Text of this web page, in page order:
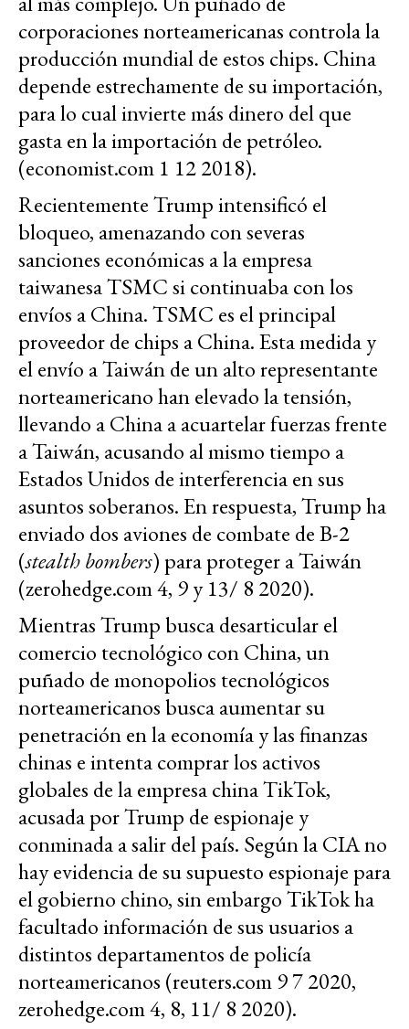
corporaciones norteamericanas controla la
producción mundial de estos chips. China
depende estrechamente de su importación,
para lo cual invierte más dinero del que
gasta en la importación de petróleo.
(economist.com 1 12 2018).
Recientemente Trump intensificó el
bloqueo, amenazando con severas
sanciones económicas a la empresa
taiwanesa TSMC si continuaba con los
envíos a China. TSMC es el principal
proveedor de chips a China. Esta medida y
el envío a Taiwán de un alto representante
norteamericano han elevado la tensión,
llevando a China a acuartelar fuerzas frente
a Taiwán, acusando al mismo tiempo a
Estados Unidos de interferencia en sus
asuntos soberanos. En respuesta, Trump ha
enviado dos aviones de combate de B-2
(stealth bombers) para proteger a Taiwán
(zerohedge.com 4, 9 y 13/ 8 2020).
Mientras Trump busca desarticular el
comercio tecnológico con China, un
puñado de monopolios tecnológicos
norteamericanos busca aumentar su
penetración en la economía y las finanzas
chinas e intenta comprar los activos
globales de la empresa china TikTok,
acusada por Trump de espionaje y
conminada a salir del país. Según la CIA no
hay evidencia de su supuesto espionaje para
el gobierno chino, sin embargo TikTok ha
facultado información de sus usuarios a
distintos departamentos de policía
norteamericanos (reuters.com 9 7 2020,
zerohedge.com 4, 8, 11/ 8 2020).